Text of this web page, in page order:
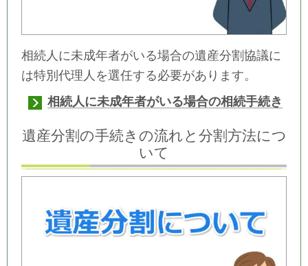
相続人に未成年者がいる場合の遺産分割協議に
は特別代理人を選任する必要があります。
相続人に未成年者がいる場合の相続手続き
遺産分割の手続きの流れと分割方法につ
いて